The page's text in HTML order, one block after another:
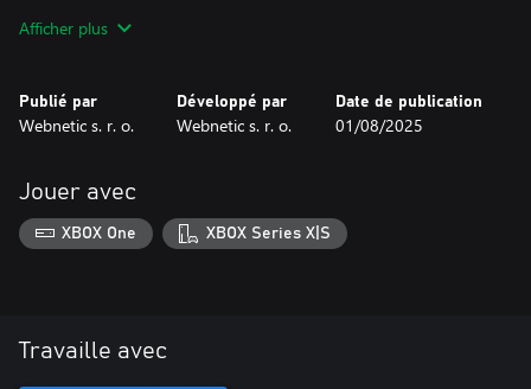
Afficher plus
Publié par
Webnetic s. r. o.
Développé par
Webnetic s. r. o.
Date de publication
01/08/2025
Jouer avec
XBOX One XBOX Series X|S
Travaille avec